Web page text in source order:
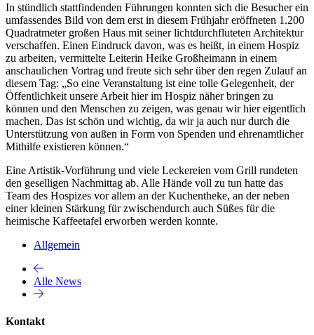
In stündlich stattfindenden Führungen konnten sich die Besucher ein
umfassendes Bild von dem erst in diesem Frühjahr eröffneten 1.200
Quadratmeter großen Haus mit seiner lichtdurchfluteten Architektur
verschaffen. Einen Eindruck davon, was es heißt, in einem Hospiz
zu arbeiten, vermittelte Leiterin Heike Großheimann in einem
anschaulichen Vortrag und freute sich sehr über den regen Zulauf an
diesem Tag: „So eine Veranstaltung ist eine tolle Gelegenheit, der
Öffentlichkeit unsere Arbeit hier im Hospiz näher bringen zu
können und den Menschen zu zeigen, was genau wir hier eigentlich
machen. Das ist schön und wichtig, da wir ja auch nur durch die
Unterstützung von außen in Form von Spenden und ehrenamtlicher
Mithilfe existieren können.“
Eine Artistik-Vorführung und viele Leckereien vom Grill rundeten
den geselligen Nachmittag ab. Alle Hände voll zu tun hatte das
Team des Hospizes vor allem an der Kuchentheke, an der neben
einer kleinen Stärkung für zwischendurch auch Süßes für die
heimische Kaffeetafel erworben werden konnte.
Allgemein
Alle News
Kontakt